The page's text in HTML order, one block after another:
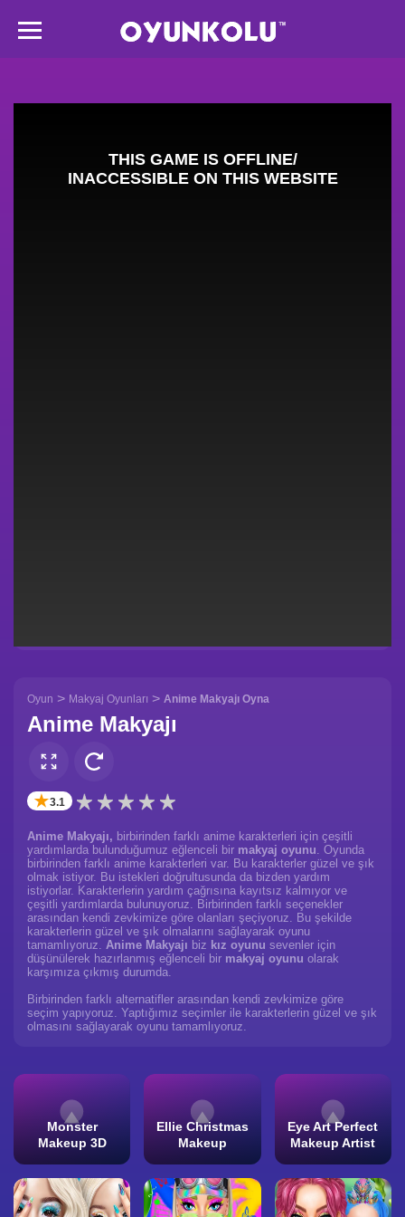
Oyun > Makyaj Oyunları > Anime Makyajı Oyna
Anime Makyajı
✭3.1
Anime Makyajı, birbirinden farklı anime karakterleri için çeşitli
yardımlarda bulunduğumuz eğlenceli bir makyaj oyunu. Oyunda
birbirinden farklı anime karakterleri var. Bu karakterler güzel ve şık
olmak istiyor. Bu istekleri doğrultusunda da bizden yardım
istiyorlar. Karakterlerin yardım çağrısına kayıtsız kalmıyor ve
çeşitli yardımlarda bulunuyoruz. Birbirinden farklı seçenekler
arasından kendi zevkimize göre olanları şeçiyoruz. Bu şekilde
karakterlerin güzel ve şık olmalarını sağlayarak oyunu
tamamlıyoruz. Anime Makyajı biz kız oyunu sevenler için
düşünülerek hazırlanmış eğlenceli bir makyaj oyunu olarak
karşımıza çıkmış durumda.
Birbirinden farklı alternatifler arasından kendi zevkimize göre
seçim yapıyoruz. Yaptığımız seçimler ile karakterlerin güzel ve şık
olmasını sağlayarak oyunu tamamlıyoruz.
Monster
Makeup 3D
Ellie Christmas
Makeup
Eye Art Perfect
Makeup Artist